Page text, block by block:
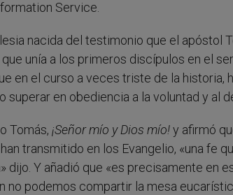
Service.
nacida del testimonio que el apóstol
unía a los primeros discípulos en el
en el curso a veces triste de la historia,
en obediencia a la voluntad y al
Tomás, ¡Señor mío y Dios mío!y afirmó
transmitido en los Evangelio, «una fe
dijo. Y añadió que «es precisamente en
no podemos compartir la mesa